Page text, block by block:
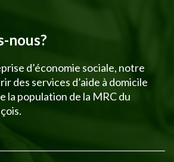
nous?
d’économie sociale, notre
des services d’aide à domicile
la population de la MRC du